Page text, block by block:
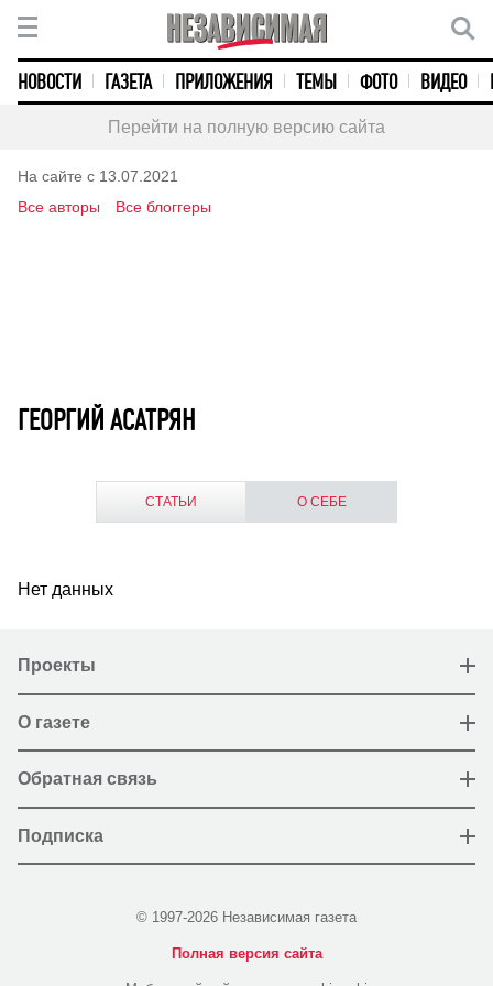
НОВОСТИ ГАЗЕТА ПРИЛОЖЕНИЯ ТЕМЫ ФОТО ВИДЕО
Перейти на полную версию сайта
На сайте с 13.07.2021
Все авторы
Все блоггеры
ГЕОРГИЙ АСАТРЯН
СТАТЬИ О СЕБЕ
Нет данных
Проекты
О газете
Обратная связь
Подписка
© 1997-2026 Независимая газета
Полная версия сайта